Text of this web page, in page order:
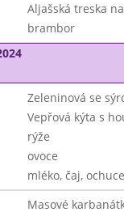
Aljašská treska
brambor
Zeleninová se
Vepřová kýta s
rýže
ovoce
mléko, čaj,
Masové